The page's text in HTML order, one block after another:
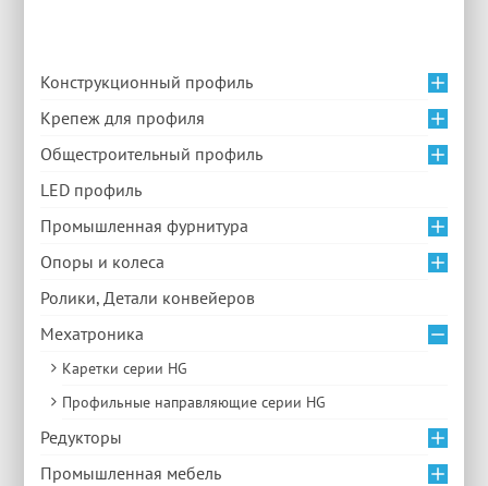
Конструкционный профиль
Крепеж для профиля
Общестроительный профиль
LED профиль
Промышленная фурнитура
Опоры и колеса
Ролики, Детали конвейеров
Мехатроника
Каретки серии HG
Профильные направляющие серии HG
Редукторы
Промышленная мебель